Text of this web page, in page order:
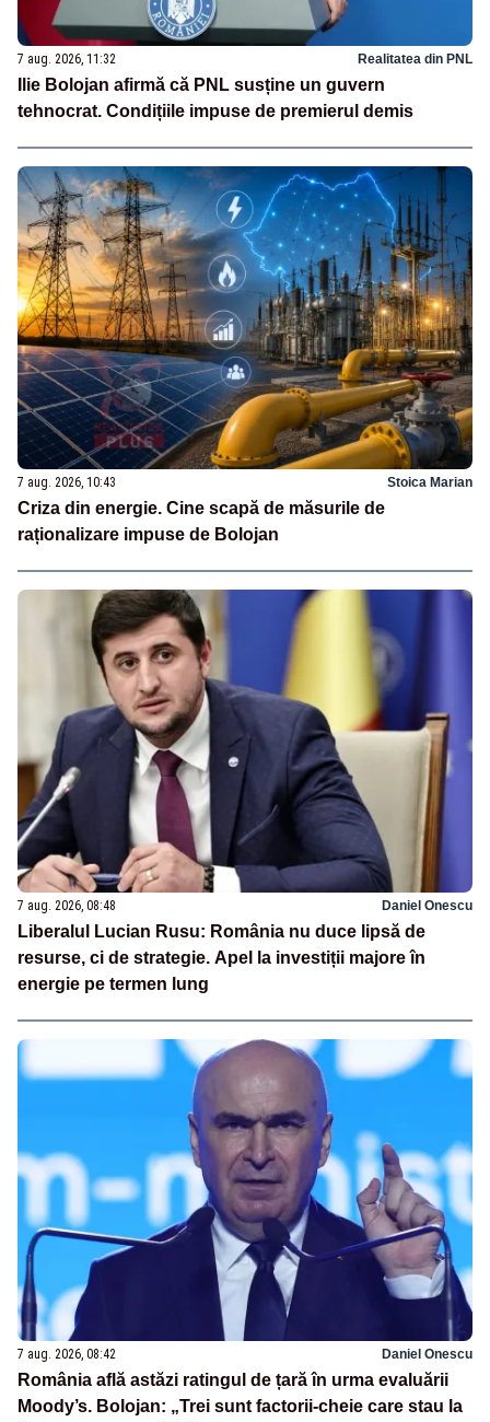
7 aug. 2026, 11:32 Realitatea din PNL
Ilie Bolojan afirmă că PNL susține un guvern
tehnocrat. Condițiile impuse de premierul demis
7 aug. 2026, 10:43 Stoica Marian
Criza din energie. Cine scapă de măsurile de
raționalizare impuse de Bolojan
7 aug. 2026, 08:48 Daniel Onescu
Liberalul Lucian Rusu: România nu duce lipsă de
resurse, ci de strategie. Apel la investiții majore în
energie pe termen lung
7 aug. 2026, 08:42 Daniel Onescu
România află astăzi ratingul de țară în urma evaluării
Moody’s. Bolojan: „Trei sunt factorii-cheie care stau la